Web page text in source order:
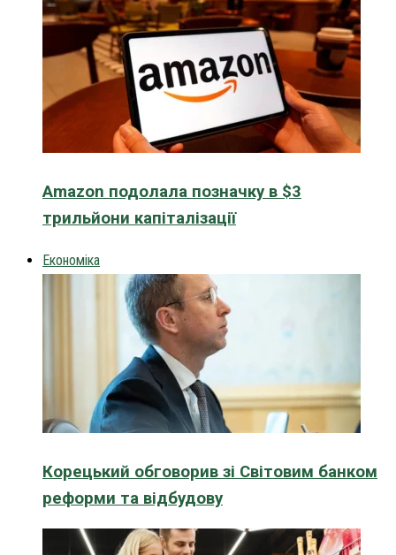
Amazon подолала позначку в $3
трильйони капіталізації
Економіка
Корецький обговорив зі Світовим банком
реформи та відбудову